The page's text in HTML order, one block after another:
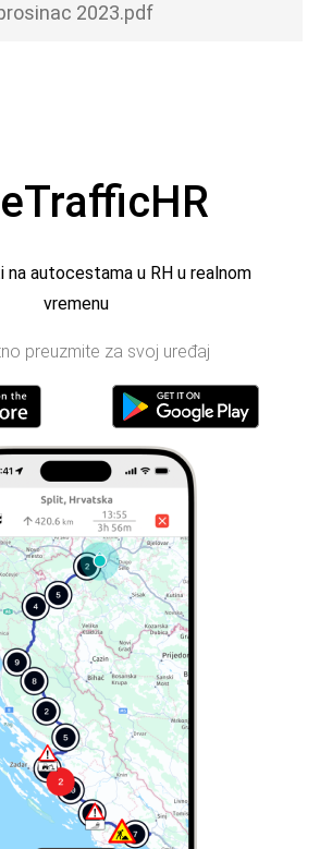
2023.pdf
na autocestama u RH u realnom
vremenu
preuzmite za svoj uređaj